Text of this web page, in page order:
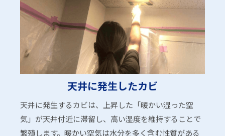
天井に発生したカビ
天井に発生するカビは、上昇した「暖かい湿った空
気」が天井付近に滞留し、高い湿度を維持することで
繁殖します。暖かい空気は水分を多く含む性質がある